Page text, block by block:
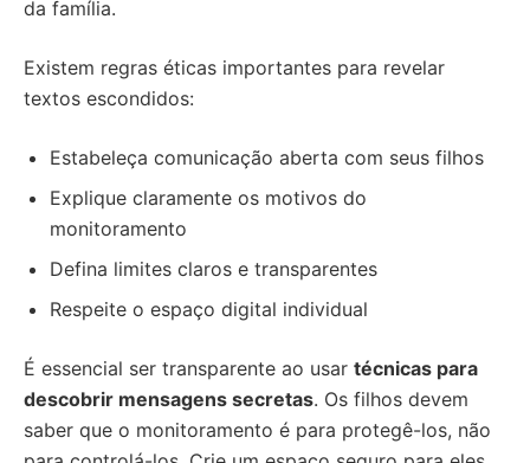
da família.
Existem regras éticas importantes para revelar
textos escondidos:
Estabeleça comunicação aberta com seus filhos
Explique claramente os motivos do
monitoramento
Defina limites claros e transparentes
Respeite o espaço digital individual
É essencial ser transparente ao usar técnicas para
descobrir mensagens secretas. Os filhos devem
saber que o monitoramento é para protegê-los, não